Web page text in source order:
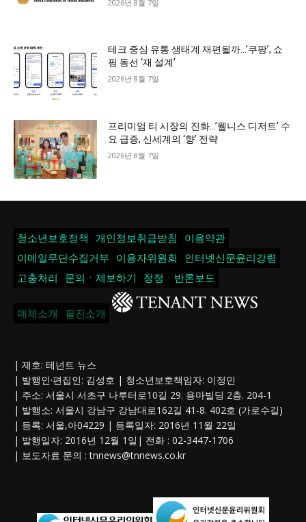
2026년 8월 7일
테크 중심 유통 생태계 재편될까…’쿠팡’, 쇼
핑 동선 ‘재 설계’
2026년 8월 7일
프리미엄 티 시장의 진화…’웰니스 디저트’ 수
요 급증, 신세계의 ‘향’ 전략
2026년 8월 7일
청소년보호정책 개인정보취급방침
이용약관
이메일무단수집거부
이용자위원회
인터넷신문윤리강령
고충처리
문의ㆍ제보하기 정정ㆍ반론보도
매체소개 필진소개
| 제호: 테넌트 뉴스
| 발행인·편집인: 김성호 | 청소년보호책임자: 이정민
| 주소: 서울시 서초구 나루터로10길 29. 용마빌딩 2층. 204-1
| 발행소: 서울시 강남구 강남대로162길 41-8. 402호 (가로수길)
| 등록: 서울,아04229 | 등록일자: 2016년 11월 22일
| 발행일자: 2016년 12월 1일| 전화 : 02-3447-1706
| 보도자료 문의 :tnnews@tnnews.co.kr